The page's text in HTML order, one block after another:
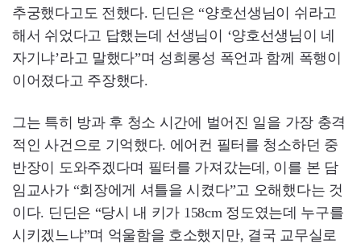
추궁했다고도 전했다. 딘딘은 “양호선생님이 쉬라고
해서 쉬었다고 답했는데 선생님이 ‘양호선생님이 네
자기냐’라고 말했다”며 성희롱성 폭언과 함께 폭행이
이어졌다고 주장했다.
그는 특히 방과 후 청소 시간에 벌어진 일을 가장 충격
적인 사건으로 기억했다. 에어컨 필터를 청소하던 중
반장이 도와주겠다며 필터를 가져갔는데, 이를 본 담
임교사가 “회장에게 셔틀을 시켰다”고 오해했다는 것
이다. 딘딘은 “당시 내 키가 158cm 정도였는데 누구를
시키겠느냐”며 억울함을 호소했지만, 결국 교무실로